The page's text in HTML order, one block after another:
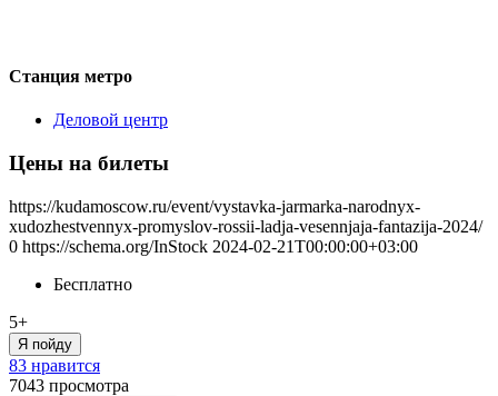
Станция метро
Деловой центр
Цены на билеты
https://kudamoscow.ru/event/vystavka-jarmarka-narodnyx-
xudozhestvennyx-promyslov-rossii-ladja-vesennjaja-fantazija-2024/
0 https://schema.org/InStock 2024-02-21T00:00:00+03:00
Бесплатно
5+
Я пойду
83 нравится
7043 просмотра